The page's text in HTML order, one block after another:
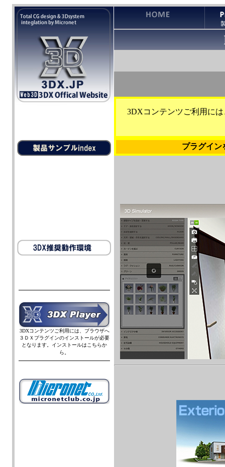
3DXコンテンツご利用には、ブラウザへ
３ＤＸプラグインのインストールが必要
となります。インストールはこちらか
ら。
3DXコンテンツご利用に
プラグイン